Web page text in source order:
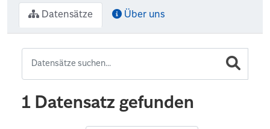
Datensätze Über uns
1 Datensatz gefunden